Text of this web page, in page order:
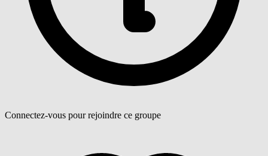
Connectez-vous pour rejoindre ce groupe